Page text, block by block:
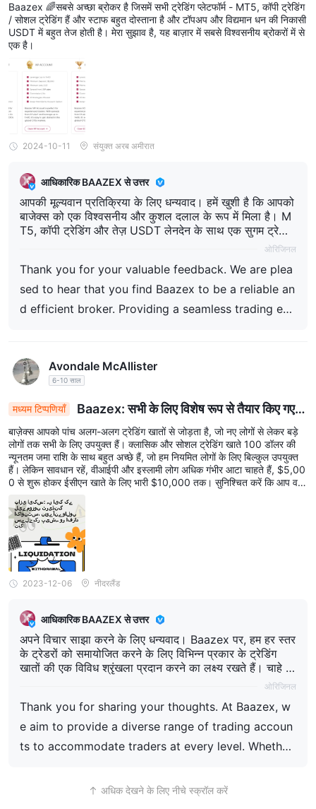
Baazex 🌈सबसे अच्छा ब्रोकर है जिसमें सभी ट्रेडिंग प्लेटफॉर्म - MT5, कॉपी ट्रेडिंग
/ सोशल ट्रेडिंग हैं और स्टाफ बहुत दोस्ताना है और टॉपअप और विद्यमान धन की निकासी
USDT में बहुत तेज होती है। मेरा सुझाव है, यह बाज़ार में सबसे विश्वसनीय ब्रोकरों में से
एक है।
2024-10-11 संयुक्त अरब अमीरात
आधिकारिक BAAZEX से उत्तर
आपकी मूल्यवान प्रतिक्रिया के लिए धन्यवाद। हमें खुशी है कि आपको
बाजेक्स को एक विश्वसनीय और कुशल दलाल के रूप में मिला है। M
T5, कॉपी ट्रेडिंग और तेज़ USDT लेनदेन के साथ एक सुगम ट्रेडिंग
अनुभव प्रदान करना हमारी प्राथमिकता है। हम आपके विश्वास और
ति प्रतिबद्ध रहते हैं। यदि आपको कभी सहायता की आवश्यकता हो, ह
मारी टीम हमेशा यहां मदद करने के लिए है।
ओरिजिनल
Thank you for your valuable feedback. We are plea
sed to hear that you find Baazex to be a reliable an
d efficient broker. Providing a seamless trading exp
nd recommendation, and we remain committed to
delivering the best service. If you ever need assista
nce, our team is always here to help.
Avondale McAllister
6-10 साल
मध्यम टिप्पणियाँ
Baazex: सभी के लिए विशेष रूप से तैयार किए गए
ट्रेडिंग खाते, नए आगंतुकों से पेशेवरों तक
बाज़ेक्स आपको पांच अलग-अलग ट्रेडिंग खातों से जोड़ता है, जो नए लोगों से लेकर बड़े
लोगों तक सभी के लिए उपयुक्त हैं। क्लासिक और सोशल ट्रेडिंग खाते 100 डॉलर की
न्यूनतम जमा राशि के साथ बहुत अच्छे हैं, जो हम नियमित लोगों के लिए बिल्कुल उपयुक्त
हैं। लेकिन सावधान रहें, वीआईपी और इस्लामी लोग अधिक गंभीर आटा चाहते हैं, $5,00
0 से शुरू होकर ईसीएन खाते के लिए भारी $10,000 तक। सुनिश्चित करें कि आप वही
बस सही ग्रूव ढूंढना है, क्या आपको लगता है?
2023-12-06 नीदरलैंड
आधिकारिक BAAZEX से उत्तर
अपने विचार साझा करने के लिए धन्यवाद। Baazex पर, हम हर स्तर
के ट्रेडरों को समायोजित करने के लिए विभिन्न प्रकार के ट्रेडिंग
खातों की एक विविध श्रृंखला प्रदान करने का लक्ष्य रखते हैं। चाहे आ
प अभी शुरुआत कर रहे हों या उन्नत ट्रेडिंग शर्तों की तलाश में हों, हम
ताओं को पूरा करने के लिए डिज़ाइन किया गया है। हम आपके विश्वास
की कद्र करते हैं और आपके ट्रेडिंग यात्रा का समर्थन करने की आशा
करते हैं। अगर आपको कभी सही खाता चुनने में मार्गदर्शन की आवश्यक
ता हो, हमारी टीम हमेशा आपकी सहायता के लिए उपलब्ध है।
ओरिजिनल
Thank you for sharing your thoughts. At Baazex, w
e aim to provide a diverse range of trading accoun
ts to accommodate traders at every level. Whether
g conditions, we ensure that each account type is
अधिक देखने के लिए नीचे स्क्रॉल करें